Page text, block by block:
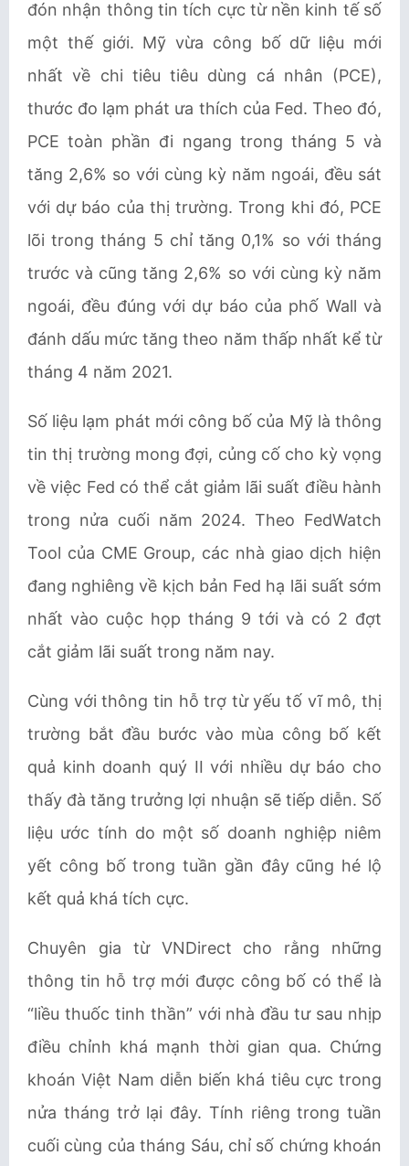
đón nhận thông tin tích cực từ nền kinh tế số
một thế giới. Mỹ vừa công bố dữ liệu mới
nhất về chi tiêu tiêu dùng cá nhân (PCE),
thước đo lạm phát ưa thích của Fed. Theo đó,
PCE toàn phần đi ngang trong tháng 5 và
tăng 2,6% so với cùng kỳ năm ngoái, đều sát
với dự báo của thị trường. Trong khi đó, PCE
lõi trong tháng 5 chỉ tăng 0,1% so với tháng
trước và cũng tăng 2,6% so với cùng kỳ năm
ngoái, đều đúng với dự báo của phố Wall và
đánh dấu mức tăng theo năm thấp nhất kể từ
tháng 4 năm 2021.
Số liệu lạm phát mới công bố của Mỹ là thông
tin thị trường mong đợi, củng cố cho kỳ vọng
về việc Fed có thể cắt giảm lãi suất điều hành
trong nửa cuối năm 2024. Theo FedWatch
Tool của CME Group, các nhà giao dịch hiện
đang nghiêng về kịch bản Fed hạ lãi suất sớm
nhất vào cuộc họp tháng 9 tới và có 2 đợt
cắt giảm lãi suất trong năm nay.
Cùng với thông tin hỗ trợ từ yếu tố vĩ mô, thị
trường bắt đầu bước vào mùa công bố kết
quả kinh doanh quý II với nhiều dự báo cho
thấy đà tăng trưởng lợi nhuận sẽ tiếp diễn. Số
liệu ước tính do một số doanh nghiệp niêm
yết công bố trong tuần gần đây cũng hé lộ
kết quả khá tích cực.
Chuyên gia từ VNDirect cho rằng những
thông tin hỗ trợ mới được công bố có thể là
“liều thuốc tinh thần” với nhà đầu tư sau nhịp
điều chỉnh khá mạnh thời gian qua. Chứng
khoán Việt Nam diễn biến khá tiêu cực trong
nửa tháng trở lại đây. Tính riêng trong tuần
cuối cùng của tháng Sáu, chỉ số chứng khoán